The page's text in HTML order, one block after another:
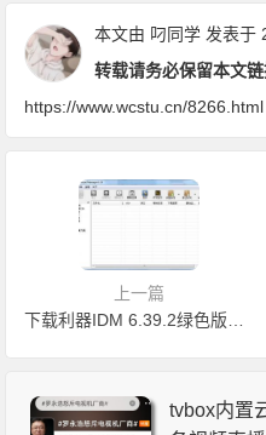
本文由 叼同学 发表于
转载请务必保留本文链
https://www.wcstu.cn/8266.html
上一篇
tvbox内置